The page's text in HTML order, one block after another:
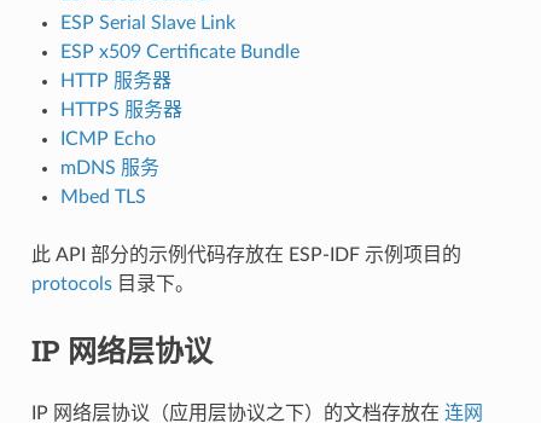
ESP Serial Slave Link
ESP x509 Certificate Bundle
HTTP 服务器
HTTPS 服务器
ICMP Echo
mDNS 服务
Mbed TLS
此 API 部分的示例代码存放在 ESP-IDF 示例项目的
protocols目录下。
IP 网络层协议
IP 网络层协议（应用层协议之下）的文档存放在 连网